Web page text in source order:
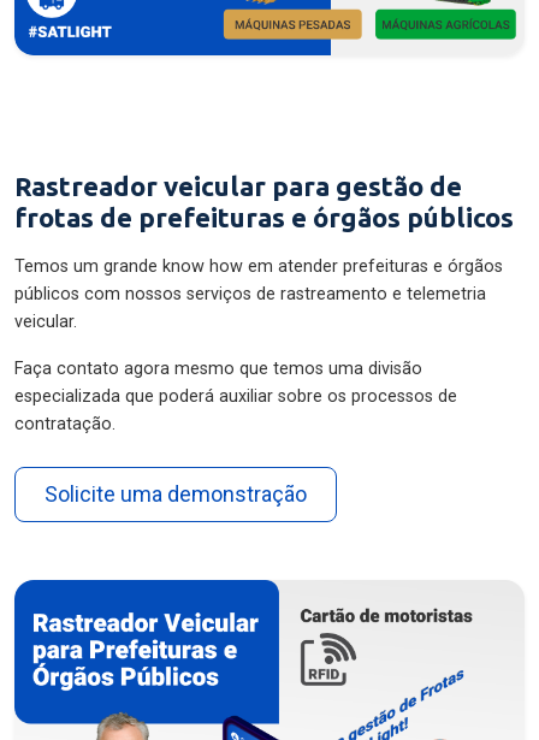
Rastreador veicular para gestão de
frotas de prefeituras e órgãos públicos
Temos um grande know how em atender prefeituras e órgãos
públicos com nossos serviços de rastreamento e telemetria
veicular.
Faça contato agora mesmo que temos uma divisão
especializada que poderá auxiliar sobre os processos de
contratação.
Solicite uma demonstração